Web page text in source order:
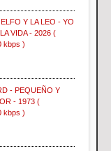
Y LA LEO - YO
LA VIDA - 2026 (
kbps )
- PEQUEÑO Y
- 1973 (
kbps )